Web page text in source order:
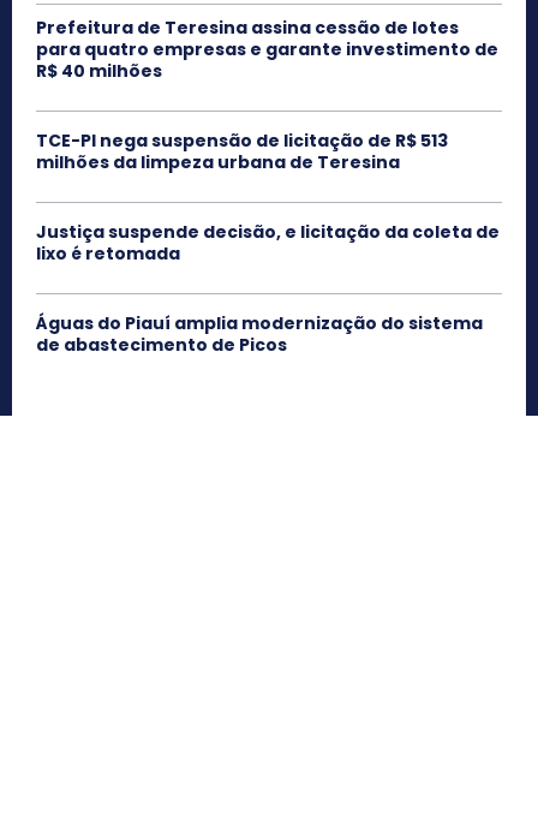
Prefeitura de Teresina assina cessão de lotes
para quatro empresas e garante investimento de
R$ 40 milhões
TCE-PI nega suspensão de licitação de R$ 513
milhões da limpeza urbana de Teresina
Justiça suspende decisão, e licitação da coleta de
lixo é retomada
Águas do Piauí amplia modernização do sistema
de abastecimento de Picos